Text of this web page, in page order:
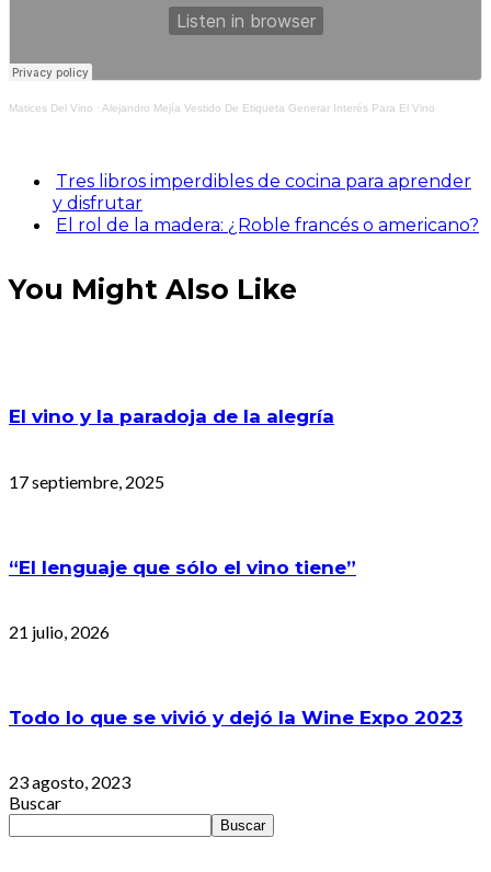
Matices Del Vino · Alejandro Mejía Vestido De Etiqueta Generar Interés Para El Vino
Tres libros imperdibles de cocina para aprender
y disfrutar
El rol de la madera: ¿Roble francés o americano?
You Might Also Like
El vino y la paradoja de la alegría
17 septiembre, 2025
“El lenguaje que sólo el vino tiene”
21 julio, 2026
Todo lo que se vivió y dejó la Wine Expo 2023
23 agosto, 2023
Buscar
Buscar